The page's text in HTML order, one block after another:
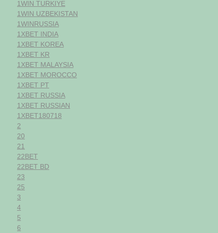
1WIN TURKIYE
1WIN UZBEKISTAN
1WINRUSSIA
1XBET INDIA
1XBET KOREA
1XBET KR
1XBET MALAYSIA
1XBET MOROCCO
1XBET PT
1XBET RUSSIA
1XBET RUSSIAN
1XBET180718
2
20
21
22BET
22BET BD
23
25
3
4
5
6